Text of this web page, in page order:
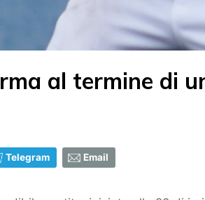
al termine di
Telegram Email